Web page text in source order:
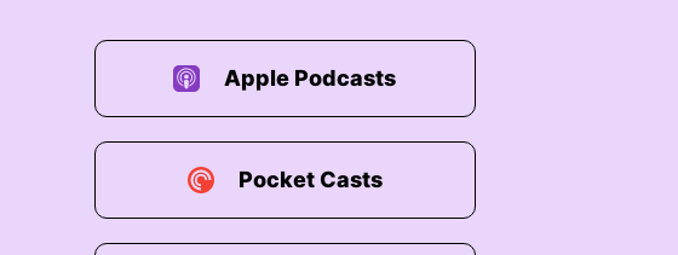
Apple Podcasts
Pocket Casts